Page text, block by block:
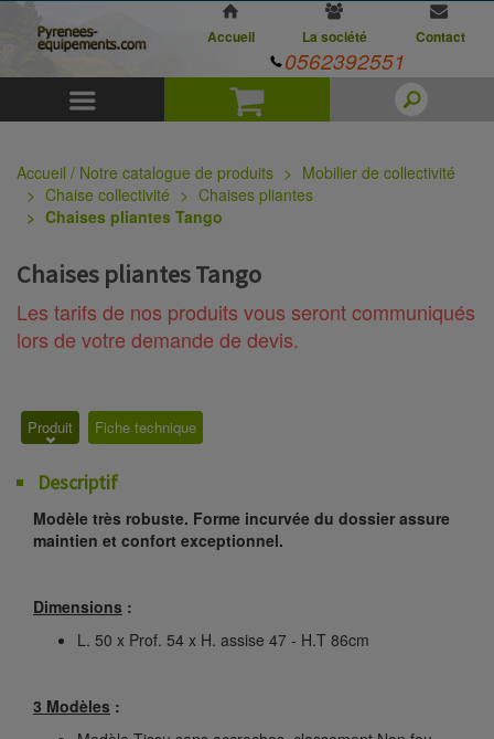
Panier
Accueil La société Contact
0562392551
Accueil / Notre catalogue de produits
Mobilier de collectivité
Chaise collectivité
Chaises pliantes
Chaises pliantes Tango
Chaises pliantes Tango
Les tarifs de nos produits vous seront communiqués
lors de votre demande de devis.
Produit Fiche technique
Descriptif
Modèle très robuste. Forme incurvée du dossier assure
maintien et confort exceptionnel.
Dimensions :
L. 50 x Prof. 54 x H. assise 47 - H.T 86cm
3 Modèles :